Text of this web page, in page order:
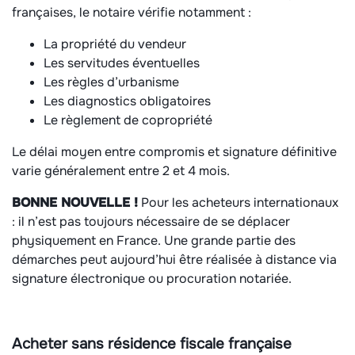
françaises, le notaire vérifie notamment :
La propriété du vendeur
Les servitudes éventuelles
Les règles d’urbanisme
Les diagnostics obligatoires
Le règlement de copropriété
Le délai moyen entre compromis et signature définitive
varie généralement entre 2 et 4 mois.
BONNE NOUVELLE ! Pour les acheteurs internationaux
: il n’est pas toujours nécessaire de se déplacer
physiquement en France. Une grande partie des
démarches peut aujourd’hui être réalisée à distance via
signature électronique ou procuration notariée.
Acheter sans résidence fiscale française